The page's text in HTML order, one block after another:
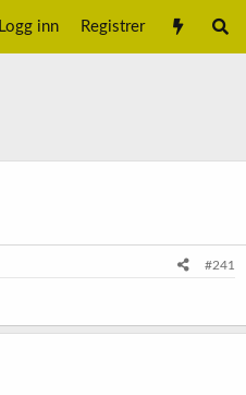
Logg inn Registrer
#241